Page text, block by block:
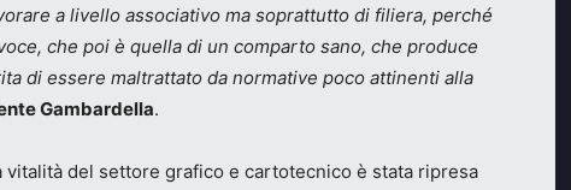
a livello associativo ma soprattutto di filiera, perché
che poi è quella di un comparto sano, che produce
di essere maltrattato da normative poco attinenti alla
Gambardella.
vitalità del settore grafico e cartotecnico è stata ripresa